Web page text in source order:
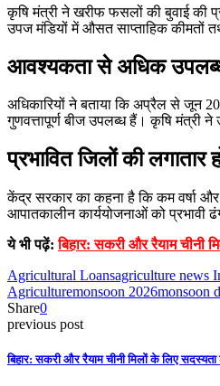
कृषि मंत्री ने खरीफ फसलों की बुवाई की
उपज मंडियों में औसत साप्ताहिक कीमतों
आवश्यकता से अधिक
अधिकारियों ने बताया कि अप्रैल से जून
गुणवत्तापूर्ण बीज उपलब्ध हैं। कृषि मंत्री ने
प्रभावित जिलों की लगातार
केंद्र सरकार का कहना है कि कम वर्षा और
आपातकालीन कार्ययोजनाओं को प्रभावी
ये भी पढ़ें:बिहार: सकरी और रैयाम चीनी
Agricultural Loansagriculture news
Agriculturemonsoon 2026monsoon
Share0
previous post
बिहार: सकरी और रैयाम चीनी मिलों के लिए